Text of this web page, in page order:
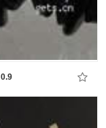
0.9